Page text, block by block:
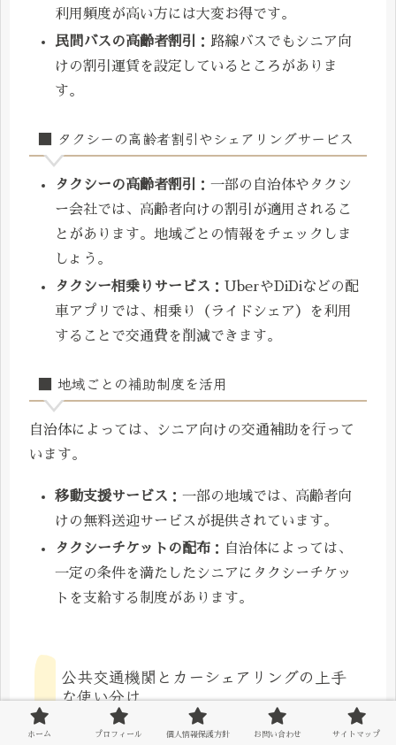
利用頻度が高い方には大変お得です。
民間バスの高齢者割引
：路線バスでもシニア向
けの割引運賃を設定しているところがありま
す。
■ タクシーの高齢者割引やシェアリングサービス
タクシーの高齢者割引
：一部の自治体やタクシ
ー会社では、高齢者向けの割引が適用されるこ
とがあります。地域ごとの情報をチェックしま
しょう。
タクシー相乗りサービス ：UberやDiDiなどの配
車アプリでは、相乗り（ライドシェア）を利用
することで交通費を削減できます。
■ 地域ごとの補助制度を活用
自治体によっては、シニア向けの交通補助を行って
います。
移動支援サービス ：一部の地域では、高齢者向
けの無料送迎サービスが提供されています。
タクシーチケットの配布 ：自治体によっては、
一定の条件を満たしたシニアにタクシーチケッ
トを支給する制度があります。
公共交通機関とカーシェアリングの上手
な使い分け
ホーム プロフィール 個人情報保護方針 お問い合わせ サイトマップ